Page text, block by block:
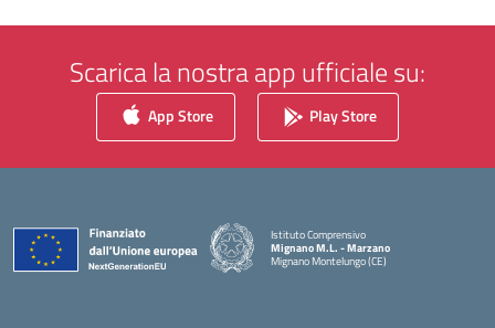
Scarica la nostra app ufficiale su:
App Store Play Store
Istituto Comprensivo
Mignano M.L. - Marzano
Mignano Montelungo (CE)
— Visita la pagina iniziale della scuola